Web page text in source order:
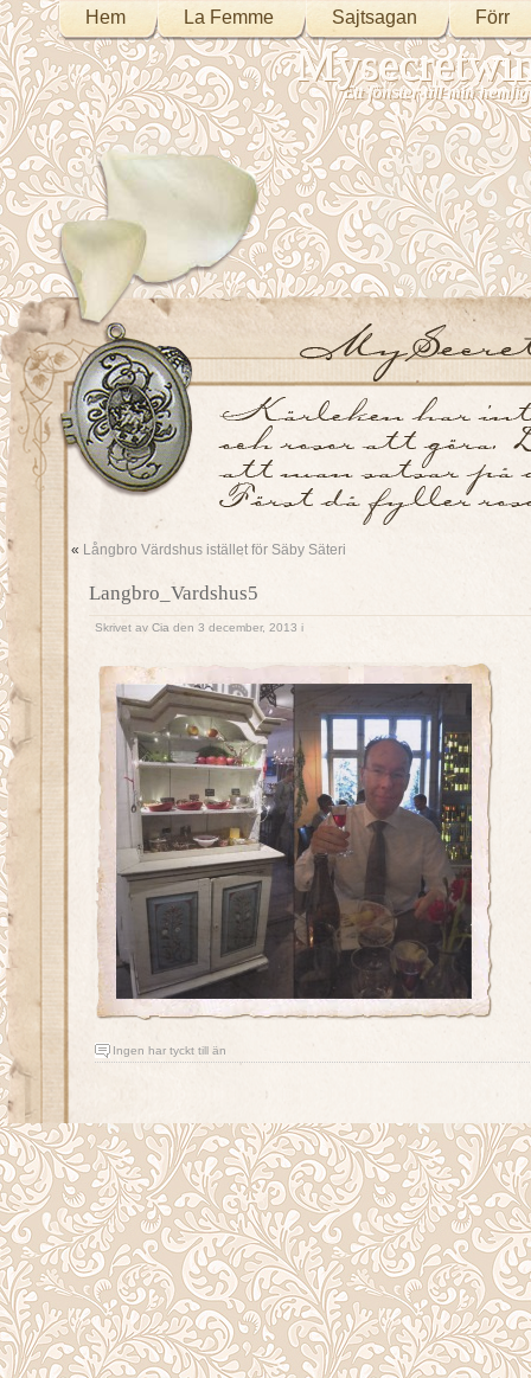
Hem La Femme Sajtsagan Förr
Ett fönster till min
« Långbro Värdshus istället för Säby Säteri
Langbro_Vardshus5
Skrivet av Cia den 3 december, 2013 i
Ingen har tyckt till än